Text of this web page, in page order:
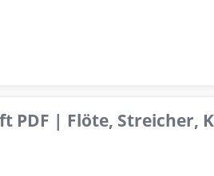
PDF | Flöte, Streicher,